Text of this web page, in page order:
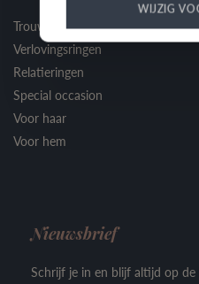
WIJZIG
Trouwringen
Verlovingsringen
Relatieringen
Special occasion
Voor haar
Voor hem
Nieuwsbrief
Schrijf je in en blijf altijd op de